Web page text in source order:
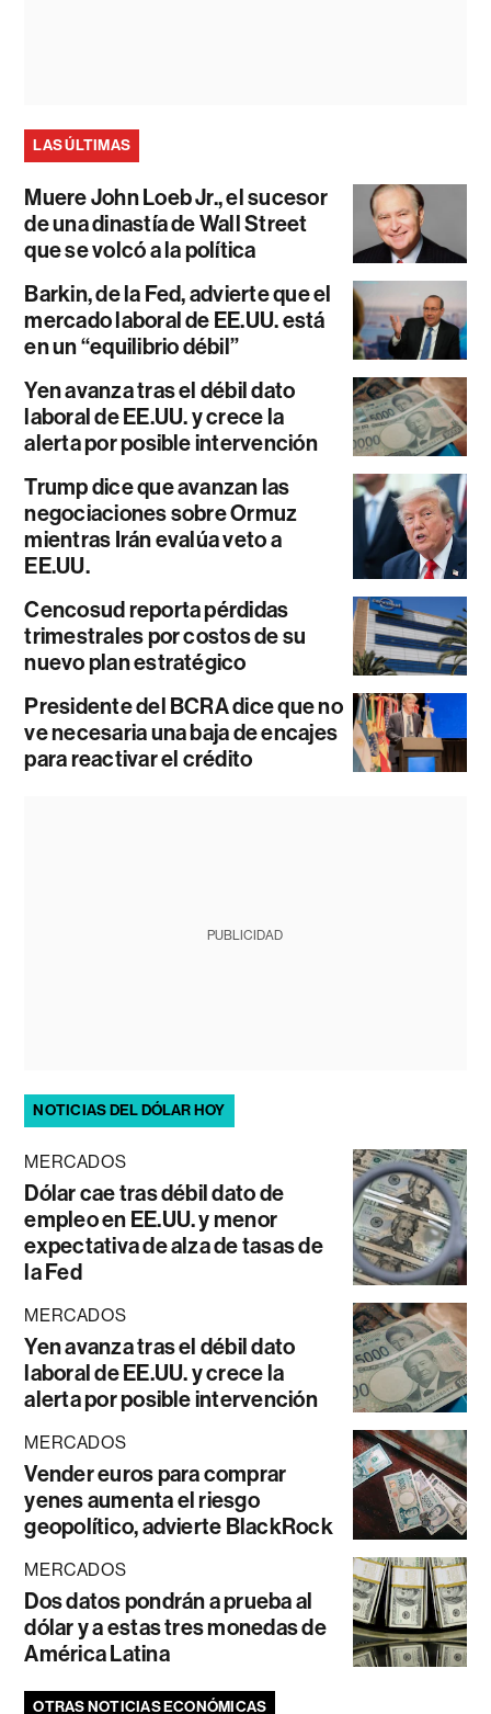
LAS ÚLTIMAS
Muere John Loeb Jr., el sucesor
de una dinastía de Wall Street
que se volcó a la política
Barkin, de la Fed, advierte que el
mercado laboral de EE.UU. está
en un “equilibrio débil”
Yen avanza tras el débil dato
laboral de EE.UU. y crece la
alerta por posible intervención
Trump dice que avanzan las
negociaciones sobre Ormuz
mientras Irán evalúa veto a
EE.UU.
Cencosud reporta pérdidas
trimestrales por costos de su
nuevo plan estratégico
Presidente del BCRA dice que no
ve necesaria una baja de encajes
para reactivar el crédito
PUBLICIDAD
NOTICIAS DEL DÓLAR HOY
MERCADOS
Dólar cae tras débil dato de
empleo en EE.UU. y menor
expectativa de alza de tasas de
la Fed
MERCADOS
Yen avanza tras el débil dato
laboral de EE.UU. y crece la
alerta por posible intervención
MERCADOS
Vender euros para comprar
yenes aumenta el riesgo
geopolítico, advierte BlackRock
MERCADOS
Dos datos pondrán a prueba al
dólar y a estas tres monedas de
América Latina
OTRAS NOTICIAS ECONÓMICAS